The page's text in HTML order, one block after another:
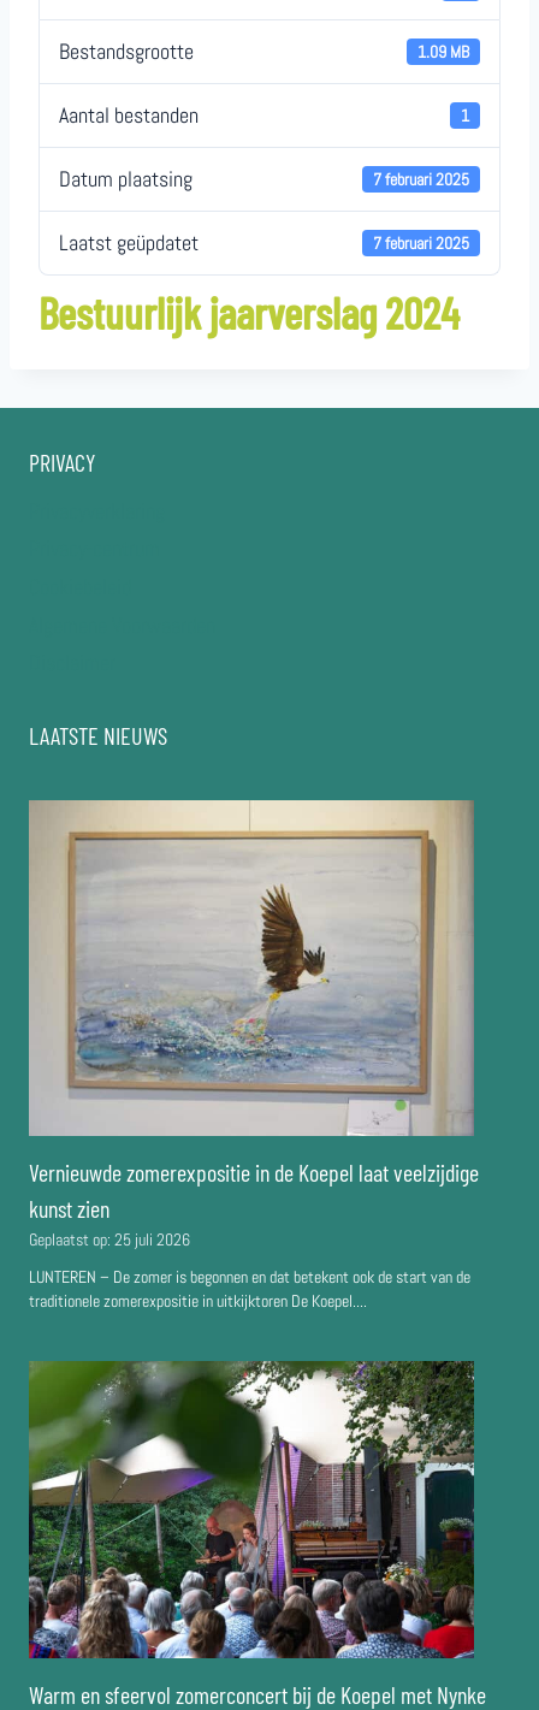
Bestandsgrootte 1.09 MB
Aantal bestanden 1
Datum plaatsing 7 februari 2025
Laatst geüpdatet 7 februari 2025
Bestuurlijk jaarverslag 2024
PRIVACY
LAATSTE NIEUWS
Vernieuwde zomerexpositie in de Koepel laat veelzijdige
kunst zien
Geplaatst op: 25 juli 2026
LUNTEREN – De zomer is begonnen en dat betekent ook de start van de
traditionele zomerexpositie in uitkijktoren De Koepel....
Warm en sfeervol zomerconcert bij de Koepel met Nynke